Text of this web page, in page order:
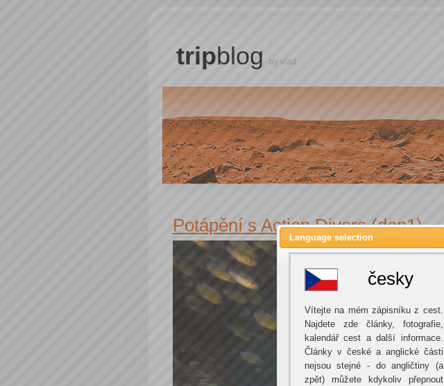
tripblog by vlad
Potápění s Action Divers (den1)
Language selection
česky
Vítejte na mém zápisníku z cest.
Najdete zde články, fotografie,
kalendář cest a další informace.
Články v české a anglické části
nejsou stejné - do angličtiny (a
zpět) můžete kdykoliv přepnout